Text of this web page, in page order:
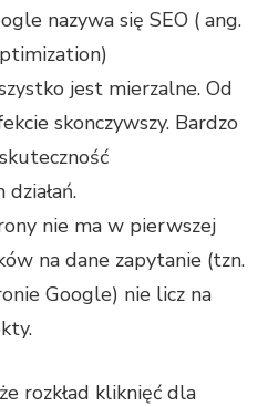
nazywa się SEO ( ang.
jest mierzalne. Od
skonczywszy. Bardzo
nie ma w pierwszej
na dane zapytanie (tzn.
Google) nie licz na
rozkład kliknięć dla